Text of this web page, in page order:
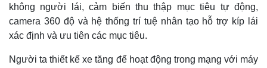
không người lái, cảm biến thu thập mục tiêu tự động,
camera 360 độ và hệ thống trí tuệ nhân tạo hỗ trợ kíp lái
xác định và ưu tiên các mục tiêu.
Người ta thiết kế xe tăng để hoạt động trong mạng với máy